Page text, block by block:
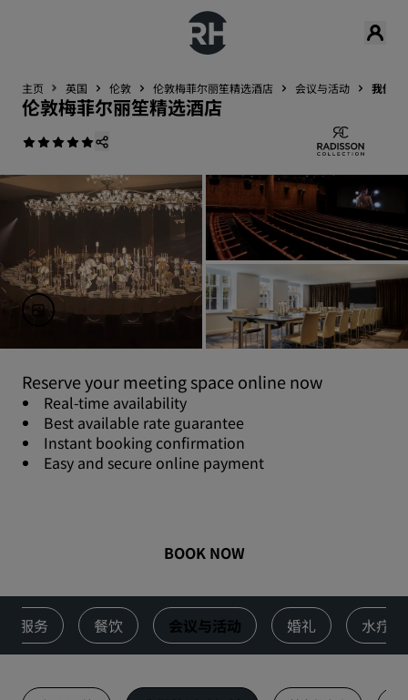
主页 英国 伦敦 伦敦梅菲尔丽笙精选酒店 会议与活动 我们的
伦敦梅菲尔丽笙精选酒店
Reserve your meeting space online now
Real-time availability
Best available rate guarantee
Instant booking confirmation
Easy and secure online payment
BOOK NOW
服务 餐饮 会议与活动 婚礼 水疗